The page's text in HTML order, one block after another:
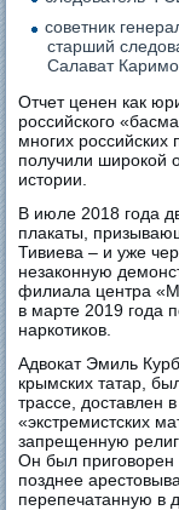
советник
старший
Салават
Отчет ценен как
российского
многих российских
получили широкой
истории.
В июле 2018 года
плакаты,
Тивиева – и уже
незаконную
филиала центра
в марте 2019 года
наркотиков.
Адвокат Эмиль
крымских татар,
трассе, доставлен
«экстремистских
запрещенную
Он был приговорен
позднее
перепечатанную в